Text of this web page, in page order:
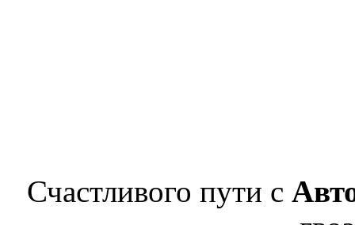
Счастливого пути с